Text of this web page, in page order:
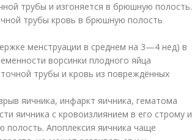
трубы и изгоняется в брюшную полость.
трубы кровь в брюшную полость
менструации в среднем на 3—4 нед) в
ворсинки плодного яйца
трубы и кровь из повреждённых
яичника, инфаркт яичника, гематома
яичника с кровоизлиянием в его строму и
Апоплексия яичника чаще